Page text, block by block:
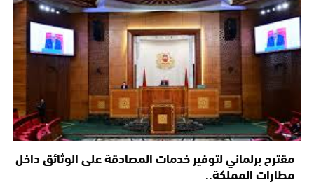
مقترح برلماني لتوفير خدمات المصادقة على الوثائق داخل
مطارات المملكة..